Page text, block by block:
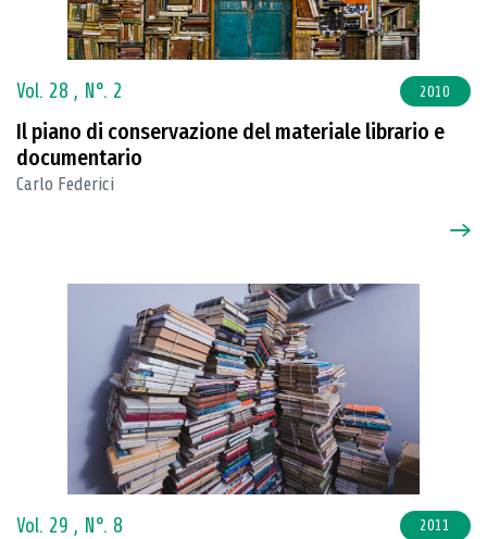
Vol. 28 , N°. 2 2010
Il piano di conservazione del materiale librario e
documentario
Carlo Federici
Vol. 29 , N°. 8 2011